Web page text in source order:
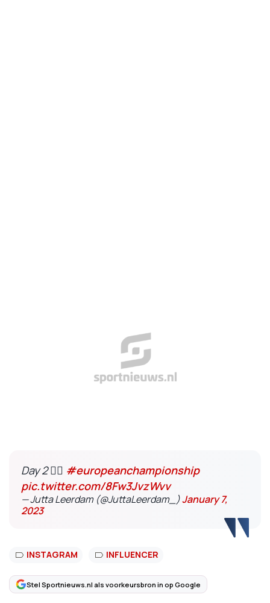
Day 2 ❤️‍🔥 #europeanchampionship
pic.twitter.com/8Fw3JvzWvv
— Jutta Leerdam (@JuttaLeerdam_)January 7,
2023
INSTAGRAM INFLUENCER
Stel Sportnieuws.nl als voorkeursbron in op Google